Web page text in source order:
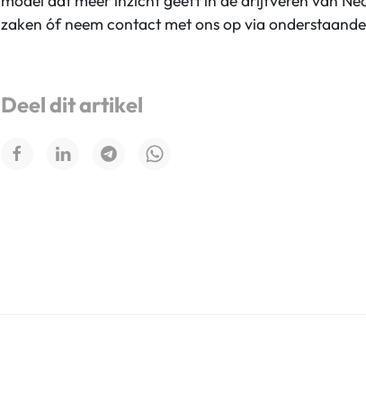
zaken óf neem contact met ons op via
Deel dit artikel